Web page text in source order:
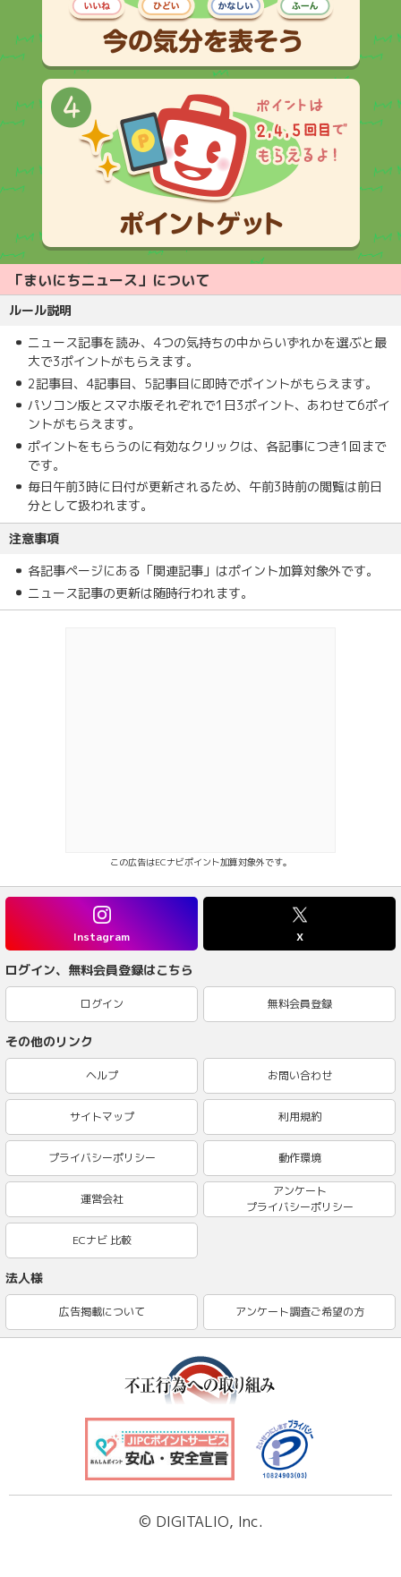
「まいにちニュース」について
ルール説明
ニュース記事を読み、4つの気持ちの中からいずれかを選ぶと最
大で3ポイントがもらえます。
2記事目、4記事目、5記事目に即時でポイントがもらえます。
パソコン版とスマホ版それぞれで1日3ポイント、あわせて6ポイ
ントがもらえます。
ポイントをもらうのに有効なクリックは、各記事につき1回まで
です。
毎日午前3時に日付が更新されるため、午前3時前の閲覧は前日
分として扱われます。
注意事項
各記事ページにある「関連記事」はポイント加算対象外です。
ニュース記事の更新は随時行われます。
この広告はECナビポイント加算対象外です。
Instagram X
ログイン、無料会員登録はこちら
ログイン 無料会員登録
その他のリンク
ヘルプ お問い合わせ
サイトマップ 利用規約
プライバシーポリシー 動作環境
運営会社
アンケート
プライバシーポリシー
ECナビ 比較
法人様
広告掲載について アンケート調査ご希望の方
© DIGITALIO, Inc.